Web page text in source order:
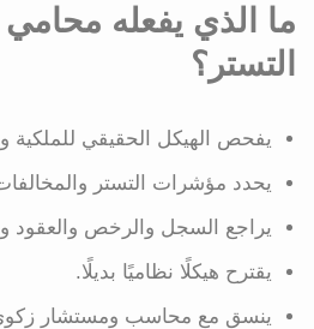
ما الذي يفعله
التستر؟
يفحص الهيكل الحقيقي للملكية
يحدد مؤشرات التستر
يراجع السجل والرخص والعقود
يقترح هيكلًا نظاميًا بديلًا.
ينسق مع محاسب ومستشار